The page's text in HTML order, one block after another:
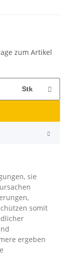
zum Artikel
Stk
sie
somit
ergeben